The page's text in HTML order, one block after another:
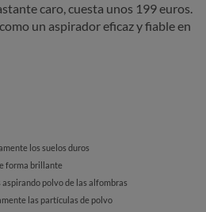
caro, cuesta unos 199 euros.
un aspirador eficaz y fiable en
los suelos duros
forma brillante
polvo de las alfombras
las partículas de polvo